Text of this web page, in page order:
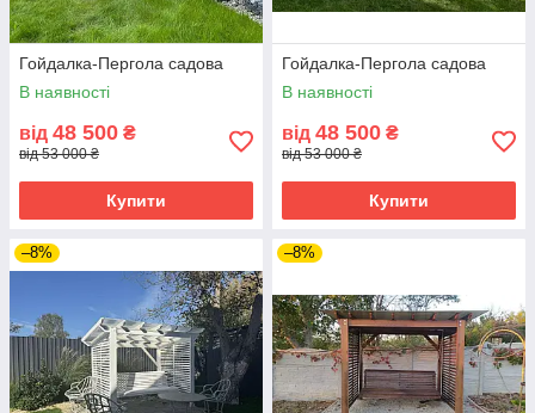
Гойдалка-Пергола садова
В наявності
від 48 500 ₴
від 53 000 ₴
Купити
Гойдалка-Пергола садова
В наявності
від 48 500 ₴
від 53 000 ₴
Купити
–8% –8%